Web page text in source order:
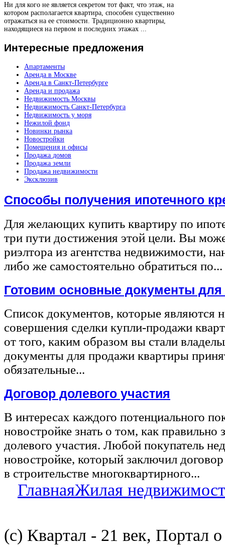
Ни для кого не является секретом тот факт, что этаж, на
котором располагается квартира, способен существенно
отражаться на ее стоимости. Традиционно квартиры,
находящиеся на первом и последних этажах ...
Интересные предложения
Апартаменты
Аренда в Москве
Аренда в Санкт-Петербурге
Аренда и продажа
Недвижимость Москвы
Недвижимость Санкт-Петербурга
Недвижимость у моря
Нежилой фонд
Новинки рынка
Новостройки
Помещения и офисы
Продажа домов
Продажа земли
Продажа недвижимости
Эксклюзив
Способы получения ипотечного
Для желающих купить квартиру по
три пути достижения этой цели. Вы
риэлтора из агентства недвижимости,
либо же самостоятельно обратиться по...
Готовим основные документы
Список документов, которые являются
совершения сделки купли-продажи
от того, каким образом вы стали
документы для продажи квартиры
обязательные...
Договор долевого участия
В интересах каждого потенциального
новостройке знать о том, как правильно
долевого участия. Любой покупатель
новостройке, который заключил
в строительстве многоквартирного...
ГлавнаяЖилая
(с) Квартал - 21 век, Портал